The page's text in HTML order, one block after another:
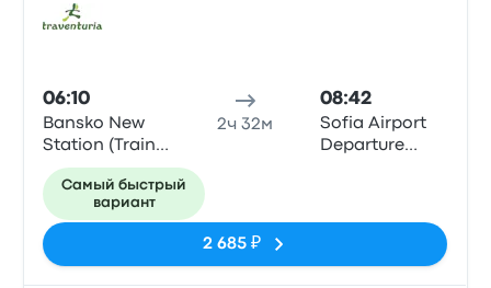
06:10
Bansko New
Station (Train
Station)
2ч 32м
08:42
Sofia Airport
Departure
Самый быстрый
вариант
2 685 ₽